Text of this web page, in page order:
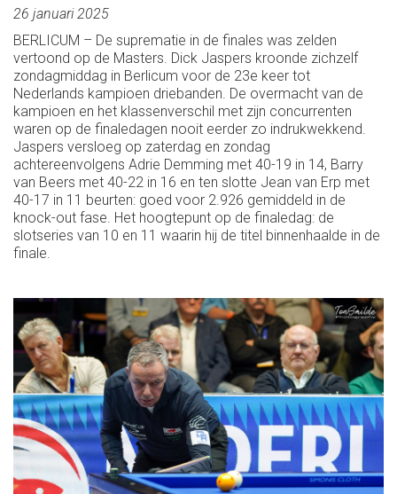
26 januari 2025
BERLICUM – De suprematie in de finales was zelden
vertoond op de Masters. Dick Jaspers kroonde zichzelf
zondagmiddag in Berlicum voor de 23e keer tot
Nederlands kampioen driebanden. De overmacht van de
kampioen en het klassenverschil met zijn concurrenten
waren op de finaledagen nooit eerder zo indrukwekkend.
Jaspers versloeg op zaterdag en zondag
achtereenvolgens Adrie Demming met 40-19 in 14, Barry
van Beers met 40-22 in 16 en ten slotte Jean van Erp met
40-17 in 11 beurten: goed voor 2.926 gemiddeld in de
knock-out fase. Het hoogtepunt op de finaledag: de
slotseries van 10 en 11 waarin hij de titel binnenhaalde in de
finale.